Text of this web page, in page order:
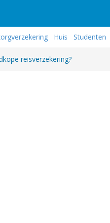
Huis Studenten
reisverzekering?